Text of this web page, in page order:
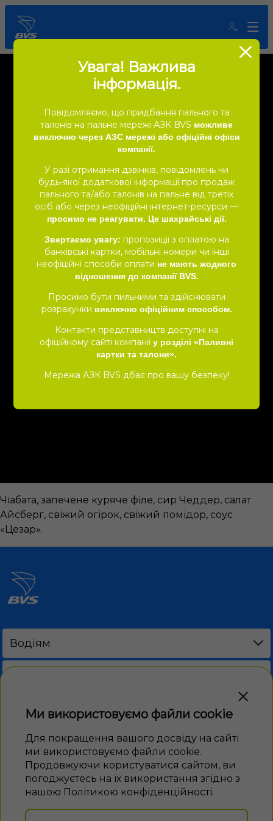
Чіабата з куркою
Чіабата, запечене куряче філе, сир Чеддер, салат
Айсберг, свіжий огірок, свіжий помідор, соус
«Цезар».
Ми використовуємо файли cookie
Для покращення вашого досвіду на сайті
ми використовуємо файли cookie.
Продовжуючи користуватися сайтом, ви
погоджуєтесь на їх використання згідно з
нашою Політикою конфіденційності.
Водіям
Акції
Програма лояльності
BVS PAY
Електронні талони
Бізнес
ЕЛЕКТРОННІ ТАЛОНИ
Новини
FAQ
ЗНАЙТИ НАС В СОЦМЕРЕЖАХ
Увага! Важлива
інформація.
Повідомляємо, що придбання пального та
талонів на пальне мережі АЗК BVS можливе
виключно через АЗС мережі або офіційні офіси
компанії.
У разі отримання дзвінків, повідомлень чи
будь-якої додаткової інформації про продаж
пального та/або талонів на пальне від третіх
осіб або через неофіційні інтернет-ресурси —
просимо не реагувати. Це шахрайські дії.
Звертаємо увагу: пропозиції з оплатою на
банківські картки, мобільні номери чи інші
неофіційні способи оплати не мають жодного
відношення до компанії BVS.
Просимо бути пильними та здійснювати
розрахунки виключно офіційним способом.
Контакти представництв доступні на
офіційному сайті компаніїу розділі «Паливні
картки та талони».
Мережа АЗК BVS дбає про вашу безпеку!